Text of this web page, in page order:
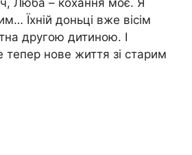
Їхній доньці вже вісім
другою дитиною. І
нове життя зі старим